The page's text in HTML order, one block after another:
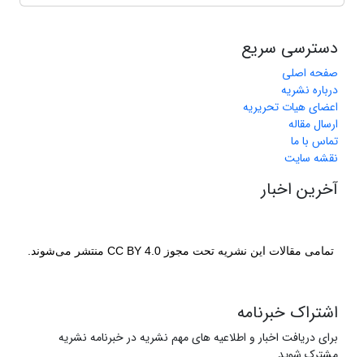
دسترسی سریع
صفحه اصلی
درباره نشریه
اعضای هیات تحریریه
ارسال مقاله
تماس با ما
نقشه سایت
آخرین اخبار
تمامی مقالات این نشریه تحت مجوز CC BY 4.0 منتشر می‌شوند.
اشتراک خبرنامه
برای دریافت اخبار و اطلاعیه های مهم نشریه در خبرنامه نشریه